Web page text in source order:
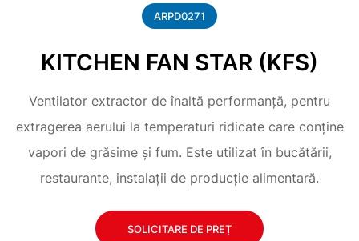
ARPD0271
KITCHEN FAN STAR (KFS)
Ventilator extractor de înaltă performanță, pentru
extragerea aerului la temperaturi ridicate care conține
vapori de grăsime și fum. Este utilizat în bucătării,
restaurante, instalații de producție alimentară.
SOLICITARE DE PREȚ